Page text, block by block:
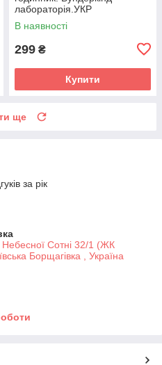
лабораторія.УКР
В наявності
299 ₴
Купити
ще
за рік
Небесної Сотні 32/1 (ЖК
Борщагівка , Україна